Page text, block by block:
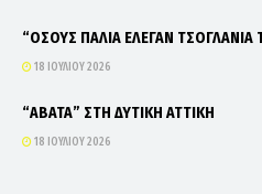
“ΟΣΟΥΣ ΠΑΛΙΑ ΕΛΕΓΑΝ ΤΣΟΓΛΑΝΙΑ
18 ΙΟΥΛΊΟΥ 2026
“ΑΒΑΤΑ” ΣΤΗ ΔΥΤΙΚΗ ΑΤΤΙΚΗ
18 ΙΟΥΛΊΟΥ 2026